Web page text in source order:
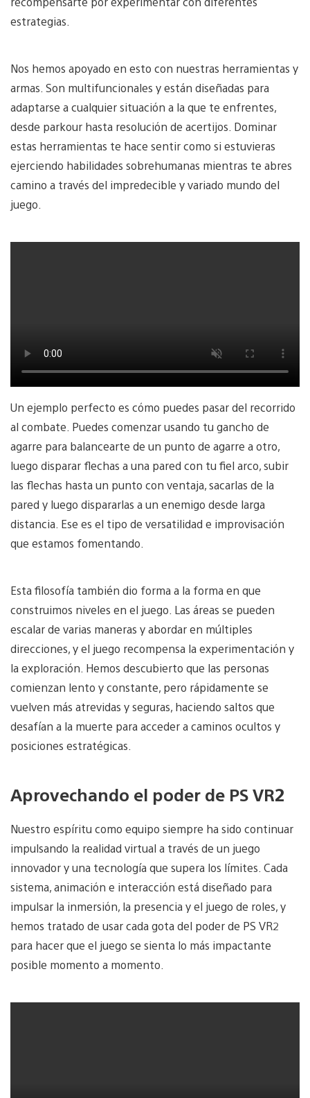
estrategias.
Nos hemos apoyado en esto con nuestras herramientas y
armas. Son multifuncionales y están diseñadas para
adaptarse a cualquier situación a la que te enfrentes,
desde parkour hasta resolución de acertijos. Dominar
estas herramientas te hace sentir como si estuvieras
ejerciendo habilidades sobrehumanas mientras te abres
camino a través del impredecible y variado mundo del
juego.
Un ejemplo perfecto es cómo puedes pasar del recorrido
al combate. Puedes comenzar usando tu gancho de
agarre para balancearte de un punto de agarre a otro,
luego disparar flechas a una pared con tu fiel arco, subir
las flechas hasta un punto con ventaja, sacarlas de la
pared y luego dispararlas a un enemigo desde larga
distancia. Ese es el tipo de versatilidad e improvisación
que estamos fomentando.
Esta filosofía también dio forma a la forma en que
construimos niveles en el juego. Las áreas se pueden
escalar de varias maneras y abordar en múltiples
direcciones, y el juego recompensa la experimentación y
la exploración. Hemos descubierto que las personas
comienzan lento y constante, pero rápidamente se
vuelven más atrevidas y seguras, haciendo saltos que
desafían a la muerte para acceder a caminos ocultos y
posiciones estratégicas.
Aprovechando el poder de PS VR2
Nuestro espíritu como equipo siempre ha sido continuar
impulsando la realidad virtual a través de un juego
innovador y una tecnología que supera los límites. Cada
sistema, animación e interacción está diseñado para
impulsar la inmersión, la presencia y el juego de roles, y
hemos tratado de usar cada gota del poder de PS VR2
para hacer que el juego se sienta lo más impactante
posible momento a momento.